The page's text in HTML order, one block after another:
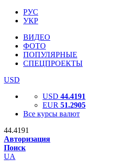
РУС
УКР
ВИДЕО
ФОТО
ПОПУЛЯРНЫЕ
СПЕЦПРОЕКТЫ
USD
USD 44.4191
EUR 51.2905
Все курсы валют
44.4191
Авторизация
Поиск
UA